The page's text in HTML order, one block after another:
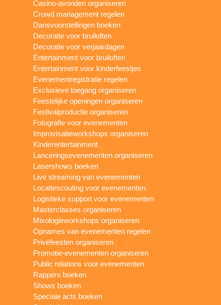
Casino-avonden organiseren
Crowd management regelen
Dansvoorstellingen boeken
Decoratie voor bruiloften
Decoratie voor verjaardagen
Entertainment voor bruiloften
Entertainment voor kinderfeestjes
Evenementregistratie regelen
Exclusieve toegang organiseren
Feestelijke openingen organiseren
Festivalproductie organiseren
Fotografie voor evenementen
Improvisatieworkshops organiseren
Kinderentertainment
Lanceringsevenementen organiseren
Lasershows boeken
Live streaming van evenementen
Locatiescouting voor evenementen
Logistieke support voor evenementen
Masterclasses organiseren
Mixologieworkshops organiseren
Opnames van evenementen regelen
Privéfeesten organiseren
Promotie-evenementen organiseren
Public relations voor evenementen
Rappers boeken
Shows boeken
Speciale acts boeken